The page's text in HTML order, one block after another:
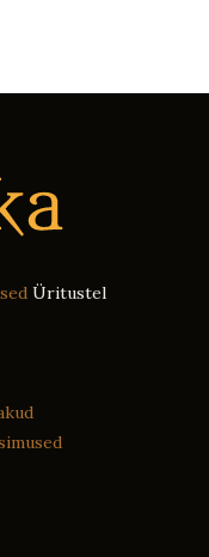
Üritustel